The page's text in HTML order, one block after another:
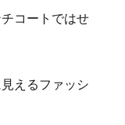
コートではせ
えるファッシ